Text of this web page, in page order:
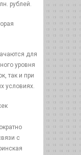
рублей.
для
уровня
так и при
условиях.
с